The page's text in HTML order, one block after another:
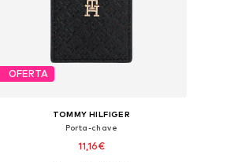
OFERTA
TOMMY HILFIGER
Porta-chave
11,16€